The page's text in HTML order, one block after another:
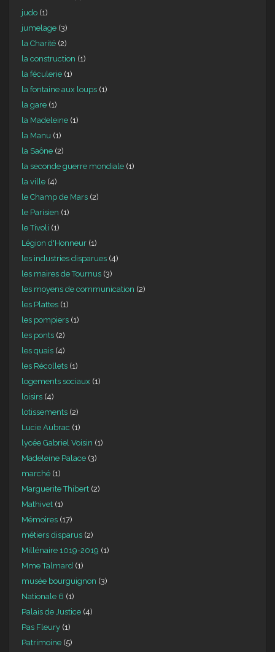
judo (1)
jumelage (3)
la Charité (2)
la construction (1)
la féculerie (1)
la fontaine aux loups (1)
la gare (1)
la Madeleine (1)
la Manu (1)
la Saône (2)
la seconde guerre mondiale (1)
la ville (4)
le Champ de Mars (2)
le Parisien (1)
le Tivoli (1)
Légion d'Honneur (1)
les industries disparues (4)
les maires de Tournus (3)
les moyens de communication (2)
les Plattes (1)
les pompiers (1)
les ponts (2)
les quais (4)
les Récollets (1)
logements sociaux (1)
loisirs (4)
lotissements (2)
Lucie Aubrac (1)
lycée Gabriel Voisin (1)
Madeleine Palace (3)
marché (1)
Marguerite Thibert (2)
Mathivet (1)
Mémoires (17)
métiers disparus (2)
Millénaire 1019-2019 (1)
Mme Talmard (1)
musée bourguignon (3)
Nationale 6 (1)
Palais de Justice (4)
Pas Fleury (1)
Patrimoine (5)